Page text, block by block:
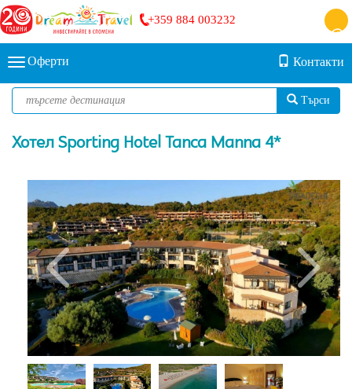
+359 884 003232
Оферти Контакти
Търси
Хотел Sporting Hotel Tanca Manna 4*